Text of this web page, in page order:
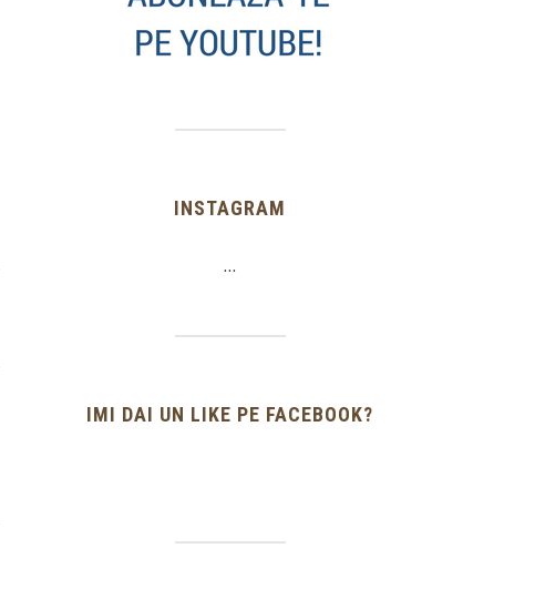
Carrot Cake cu crema
INSTAGRAM
…
IMI DAI UN LIKE PE FACEBOOK?